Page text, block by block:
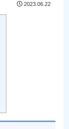
2023.06.22